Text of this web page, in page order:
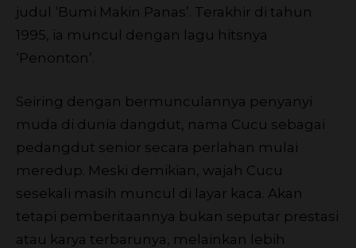
judul ‘Bumi Makin Panas’. Terakhir di tahun
1995, ia muncul dengan lagu hitsnya
‘Penonton’.
Seiring dengan bermunculannya penyanyi
muda di dunia dangdut, nama Cucu sebagai
pedangdut senior secara perlahan mulai
meredup. Meski demikian, wajah Cucu
sesekali masih muncul di layar kaca. Akan
tetapi pemberitaannya bukan seputar prestasi
atau karya terbarunya, melainkan lebih